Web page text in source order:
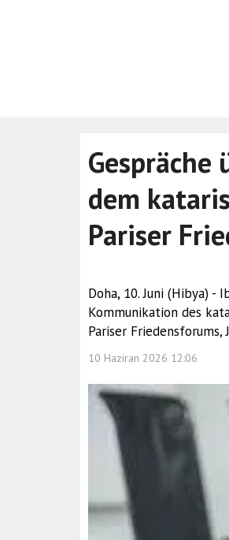
dem
Pariser
Doha, 10. Juni (Hibya)
Kommunikation des
Pariser Friedensforums,
10 Haziran 2026 12:06